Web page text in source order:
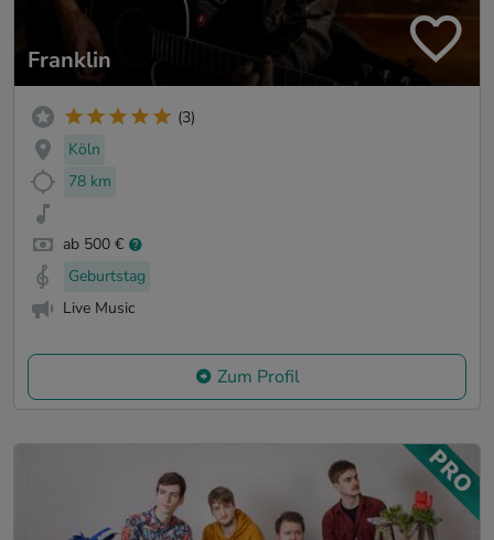
Franklin
(3)
Köln
78 km
ab 500 €
Geburtstag
Live Music
Zum Profil